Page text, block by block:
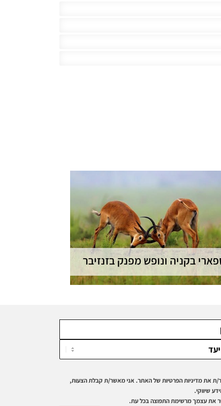
בקניה ונופש מפנק בזנזיבר
מעמיק אל השמורות הפראיות בקניה,
נופים מהפנטים ובעלי חיים נדירים, בשילוב
ת את מדיניות הפרטיות של האתר. אני מאשר/ת קבלת הצעות,
שיווקי.
את עצמך מרשימת התפוצה בכל עת.